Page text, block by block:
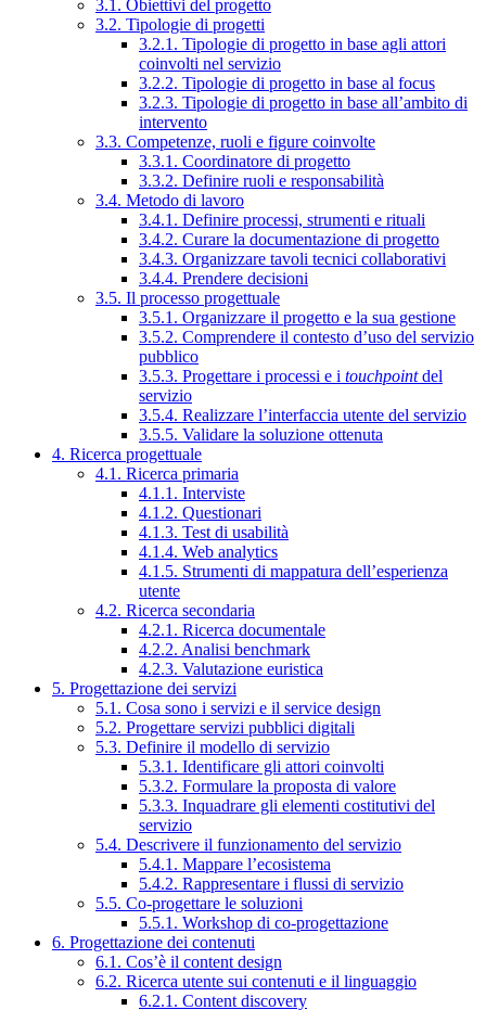
3.1. Obiettivi del progetto
3.2. Tipologie di progetti
3.2.1. Tipologie di progetto in base agli attori
coinvolti nel servizio
3.2.2. Tipologie di progetto in base al focus
3.2.3. Tipologie di progetto in base all’ambito di
intervento
3.3. Competenze, ruoli e figure coinvolte
3.3.1. Coordinatore di progetto
3.3.2. Definire ruoli e responsabilità
3.4. Metodo di lavoro
3.4.1. Definire processi, strumenti e rituali
3.4.2. Curare la documentazione di progetto
3.4.3. Organizzare tavoli tecnici collaborativi
3.4.4. Prendere decisioni
3.5. Il processo progettuale
3.5.1. Organizzare il progetto e la sua gestione
3.5.2. Comprendere il contesto d’uso del servizio
pubblico
3.5.3. Progettare i processi e i touchpointdel
servizio
3.5.4. Realizzare l’interfaccia utente del servizio
3.5.5. Validare la soluzione ottenuta
4. Ricerca progettuale
4.1. Ricerca primaria
4.1.1. Interviste
4.1.2. Questionari
4.1.3. Test di usabilità
4.1.4. Web analytics
4.1.5. Strumenti di mappatura dell’esperienza
utente
4.2. Ricerca secondaria
4.2.1. Ricerca documentale
4.2.2. Analisi benchmark
4.2.3. Valutazione euristica
5. Progettazione dei servizi
5.1. Cosa sono i servizi e il service design
5.2. Progettare servizi pubblici digitali
5.3. Definire il modello di servizio
5.3.1. Identificare gli attori coinvolti
5.3.2. Formulare la proposta di valore
5.3.3. Inquadrare gli elementi costitutivi del
servizio
5.4. Descrivere il funzionamento del servizio
5.4.1. Mappare l’ecosistema
5.4.2. Rappresentare i flussi di servizio
5.5. Co-progettare le soluzioni
5.5.1. Workshop di co-progettazione
6. Progettazione dei contenuti
6.1. Cos’è il content design
6.2. Ricerca utente sui contenuti e il linguaggio
6.2.1. Content discovery